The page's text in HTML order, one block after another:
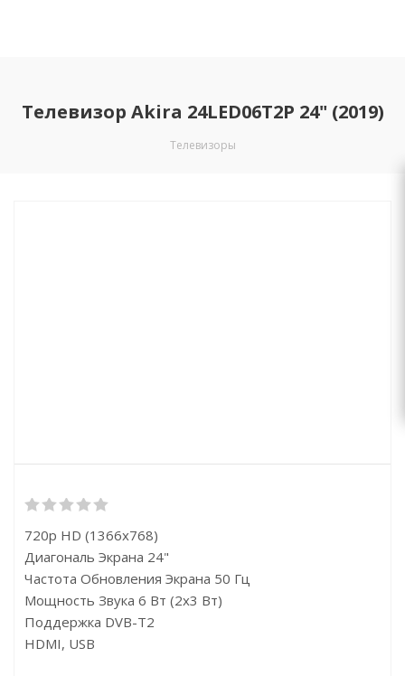
Телевизор Akira 24LED06T2P 24" (2019)
Телевизоры
720p HD (1366x768)
Диагональ Экрана 24"
Частота Обновления Экрана 50 Гц
Мощность Звука 6 Вт (2х3 Вт)
Поддержка DVB-T2
HDMI, USB